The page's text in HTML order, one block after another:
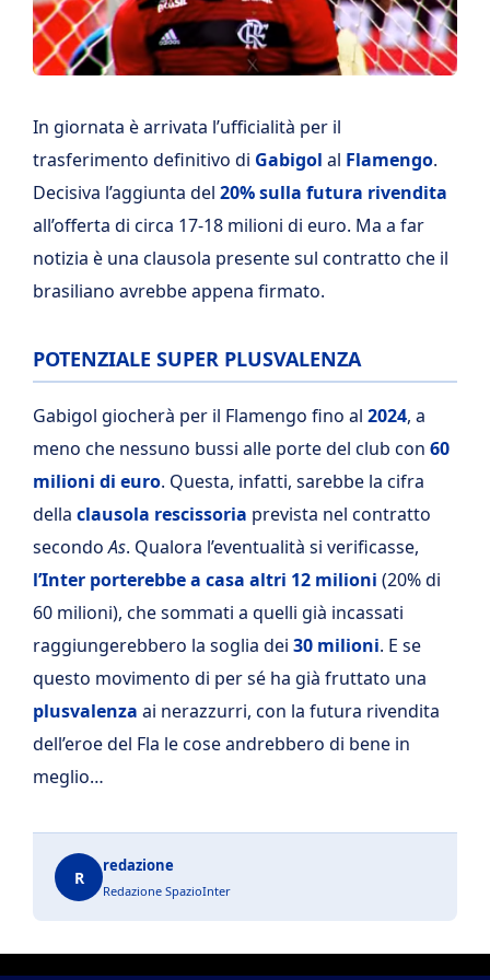
In giornata è arrivata l’ufficialità per il
trasferimento definitivo di Gabigol al Flamengo.
Decisiva l’aggiunta del 20% sulla futura rivendita
all’offerta di circa 17-18 milioni di euro. Ma a far
notizia è una clausola presente sul contratto che il
brasiliano avrebbe appena firmato.
POTENZIALE SUPER PLUSVALENZA
Gabigol giocherà per il Flamengo fino al 2024, a
meno che nessuno bussi alle porte del club con 60
milioni di euro. Questa, infatti, sarebbe la cifra
della clausola rescissoria prevista nel contratto
secondoAs. Qualora l’eventualità si verificasse,
l’Inter porterebbe a casa altri 12 milioni (20% di
60 milioni), che sommati a quelli già incassati
raggiungerebbero la soglia dei 30 milioni. E se
questo movimento di per sé ha già fruttato una
plusvalenza ai nerazzurri, con la futura rivendita
dell’eroe del Fla le cose andrebbero di bene in
meglio…
R
redazione
Redazione SpazioInter